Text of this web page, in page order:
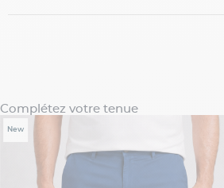
Complétez votre tenue
New